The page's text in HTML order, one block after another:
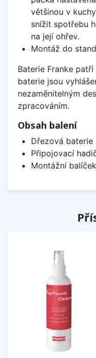
většinou v
snížit spotřebu
na její ohřev.
Montáž do
Baterie Franke
baterie jsou
nezaměnitelným
zpracováním.
Obsah balení
Dřezová baterie
Připojovací
Montážní balíček